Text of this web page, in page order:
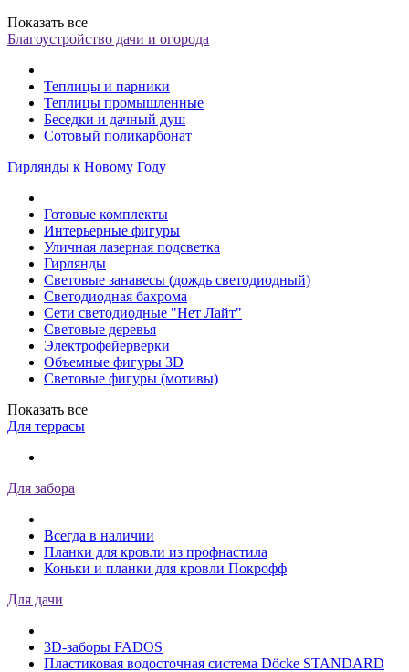
Показать все
Благоустройство дачи и огорода
Теплицы и парники
Теплицы промышленные
Беседки и дачный душ
Сотовый поликарбонат
Гирлянды к Новому Году
Готовые комплекты
Интерьерные фигуры
Уличная лазерная подсветка
Гирлянды
Световые занавесы (дождь светодиодный)
Светодиодная бахрома
Сети светодиодные "Нет Лайт"
Световые деревья
Электрофейерверки
Объемные фигуры 3D
Световые фигуры (мотивы)
Показать все
Для террасы
Для забора
Всегда в наличии
Планки для кровли из профнастила
Коньки и планки для кровли Покрофф
Для дачи
3D-заборы FADOS
Пластиковая водосточная система Döcke STANDARD